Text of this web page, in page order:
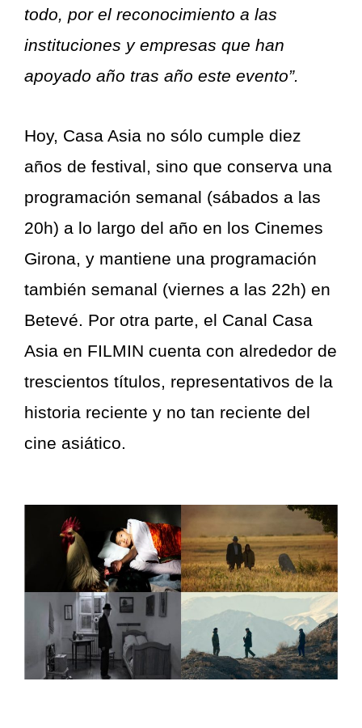
todo, por el reconocimiento a las
instituciones y empresas que han
apoyado año tras año este evento”.
Hoy, Casa Asia no sólo cumple diez
años de festival, sino que conserva una
programación semanal (sábados a las
20h) a lo largo del año en los Cinemes
Girona, y mantiene una programación
también semanal (viernes a las 22h) en
Betevé. Por otra parte, el Canal Casa
Asia en FILMIN cuenta con alrededor de
trescientos títulos, representativos de la
historia reciente y no tan reciente del
cine asiático.